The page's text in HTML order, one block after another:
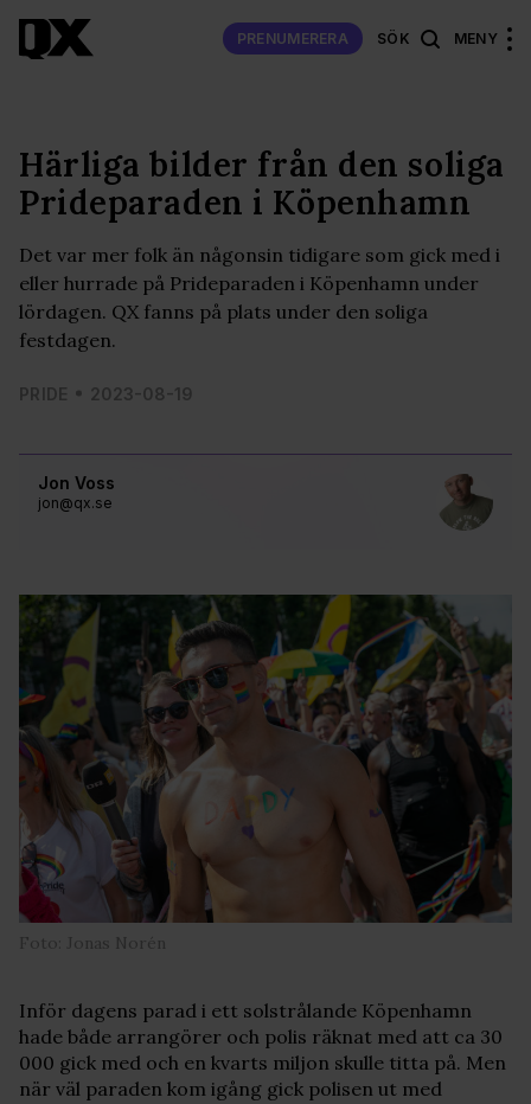
PRENUMERERA SÖK MENY
Jon Voss
jon@qx.se
Härliga bilder från den soliga
Prideparaden i Köpenhamn
Det var mer folk än någonsin tidigare som gick med i
eller hurrade på Prideparaden i Köpenhamn under
lördagen. QX fanns på plats under den soliga
festdagen.
PRIDE 2023-08-19
Foto: Jonas Norén
Inför dagens parad i ett solstrålande Köpenhamn
hade både arrangörer och polis räknat med att ca 30
000 gick med och en kvarts miljon skulle titta på. Men
när väl paraden kom igång gick polisen ut med